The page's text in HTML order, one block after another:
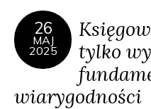
26
MAJ
2025
tylko
wiarygodności